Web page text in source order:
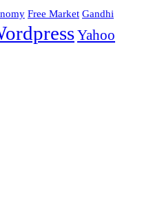
Free Market Gandhi
Yahoo